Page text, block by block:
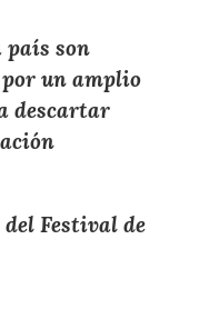
país son
un amplio
descartar
Festival de